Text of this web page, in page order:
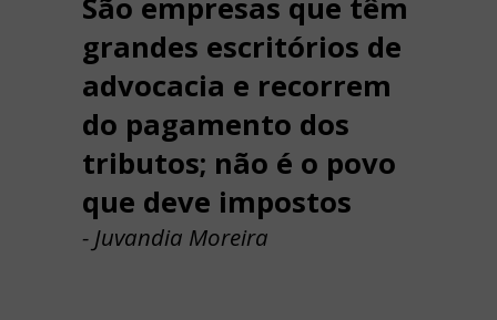
São empresas que têm
grandes escritórios de
advocacia e recorrem
do pagamento dos
tributos; não é o povo
que deve impostos
- Juvandia Moreira